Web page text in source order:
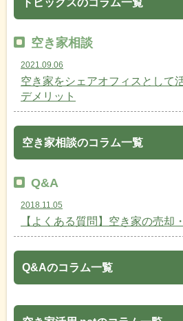
トピックスのコラム一覧
空き家相談
2021.09.06
空き家をシェアオフィスとして
デメリット
空き家相談のコラム一覧
Q&A
2018.11.05
【よくある質問】空き家の売却
Q&Aのコラム一覧